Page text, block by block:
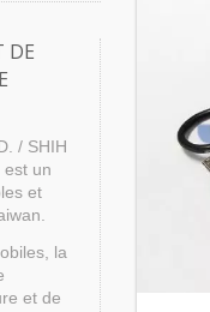
DE
/ SHIH
est un
et
la
et de